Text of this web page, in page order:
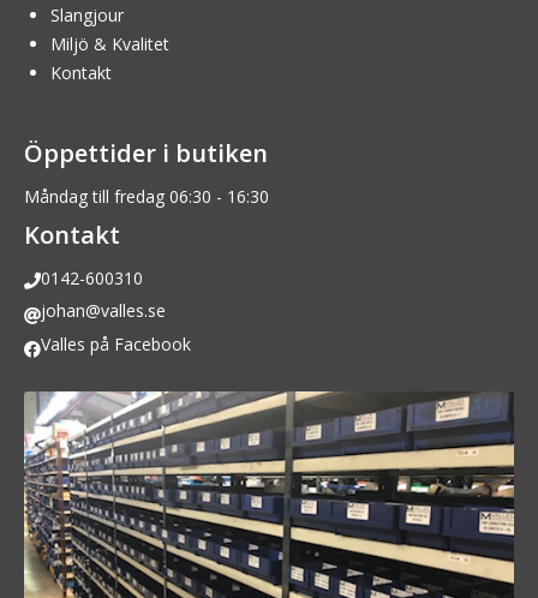
Slangjour
Miljö & Kvalitet
Kontakt
Öppettider i butiken
Måndag till fredag 06:30 - 16:30
Kontakt
0142-600310
johan@valles.se
Valles på Facebook